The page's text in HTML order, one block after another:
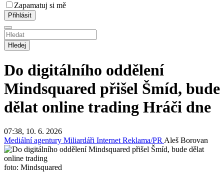
Zapamatuj si mě
Hledej
Do digitálního oddělení
Mindsquared přišel Šmíd, bude
dělat online trading Hráči dne
07:38, 10. 6. 2026
Mediální agentury Miliardáři InternetReklama/PRAleš Borovan
foto: Mindsquared